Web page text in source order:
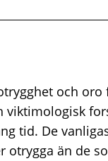
och
viktimologisk
tid. De
än de